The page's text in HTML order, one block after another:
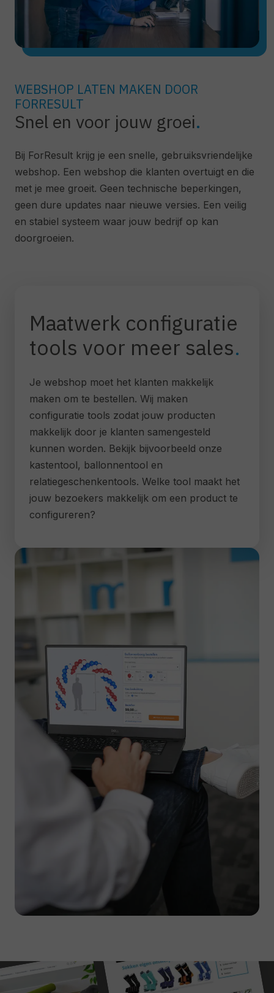
WEBSHOP LATEN MAKEN DOOR
FORRESULT
Snel en voor jouw groei
Bij ForResult krijg je een snelle, gebruiksvriendelijke
webshop. Een webshop die klanten overtuigt en die
met je mee groeit. Geen technische beperkingen,
geen dure updates naar nieuwe versies. Een veilig
en stabiel systeem waar jouw bedrijf op kan
doorgroeien.
Maatwerk configuratie
tools voor meer sales
Je webshop moet het klanten makkelijk
maken om te bestellen. Wij maken
configuratie tools zodat jouw producten
makkelijk door je klanten samengesteld
kunnen worden. Bekijk bijvoorbeeld onze
kastentool, ballonnentool en
relatiegeschenkentools. Welke tool maakt het
jouw bezoekers makkelijk om een product te
configureren?